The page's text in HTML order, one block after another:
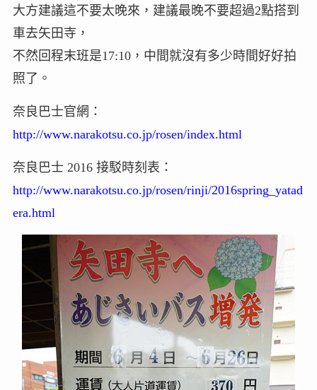
大方建議這不要太晚來，建議最晚不要超過2點搭到
車去矢田寺，
不然回程末班是17:10，中間就沒有多少時間好好拍
照了。
奈良巴士官網：
http://www.narakotsu.co.jp/rosen/index.html
奈良巴士 2016 接駁時刻表：
http://www.narakotsu.co.jp/rosen/rinji/2016spring_yatad
era.html